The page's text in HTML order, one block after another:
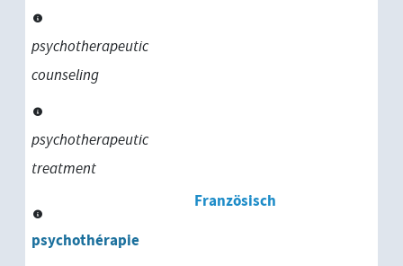
psychotherapeutic
counseling
psychotherapeutic
treatment
Französisch
psychothérapie